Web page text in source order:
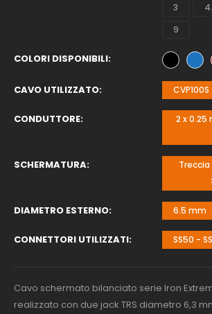
3
9
COLORI DISPONIBILI
CAVO UTILIZZATO CVP100S
CONDUTTORE
2 x 0.25
SCHERMATURA
DIAMETRO ESTERNO 6.5 mm
CONNETTORI UTILIZZATI SS50 -
Cavo schermato bilanciato serie Iron
realizzato con due jack TRS diametro 6,3